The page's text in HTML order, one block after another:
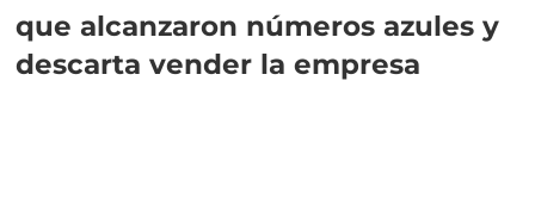
que alcanzaron números azules y
descarta vender la empresa